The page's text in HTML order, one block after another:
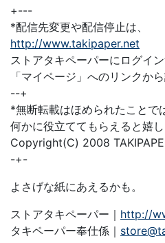
+---
*配信先変更や配信停止は、
http://www.takipaper.net
ストアタキペーパーにログイ
「マイページ」へのリンクか
--+
*無断転載はほめられたことで
何かに役立ててもらえると嬉
Copyright(C) 2008
-+-
よさげな紙にあえるかも。
ストアタキペーパー｜ http://
タキペーパー奉仕係｜